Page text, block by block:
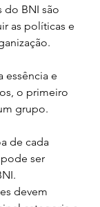
do BNI são
as políticas e
essência e
o primeiro
grupo.
de cada
ser
devem